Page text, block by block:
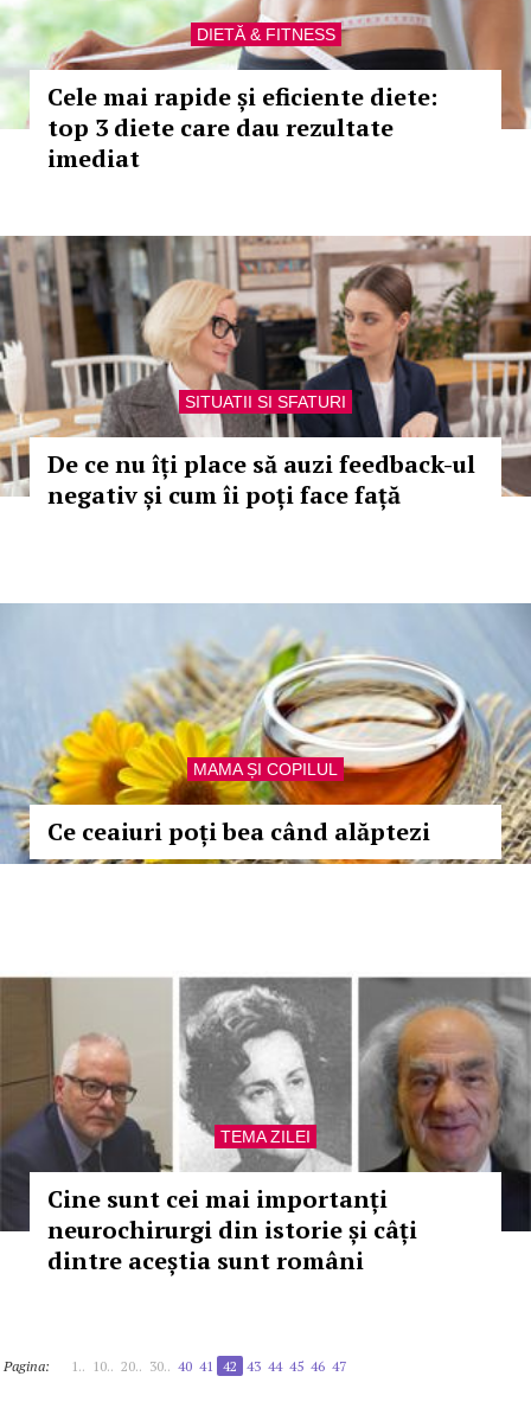
DIETĂ & FITNESS
Cele mai rapide și eficiente diete:
top 3 diete care dau rezultate
imediat
SITUATII SI SFATURI
De ce nu îți place să auzi feedback-ul
negativ și cum îi poți face față
MAMA ȘI COPILUL
Ce ceaiuri poți bea când alăptezi
TEMA ZILEI
Cine sunt cei mai importanți
neurochirurgi din istorie și câți
dintre aceștia sunt români
Pagina: 1.. 10.. 20.. 30.. 40 41 42 43 44 45 46 47